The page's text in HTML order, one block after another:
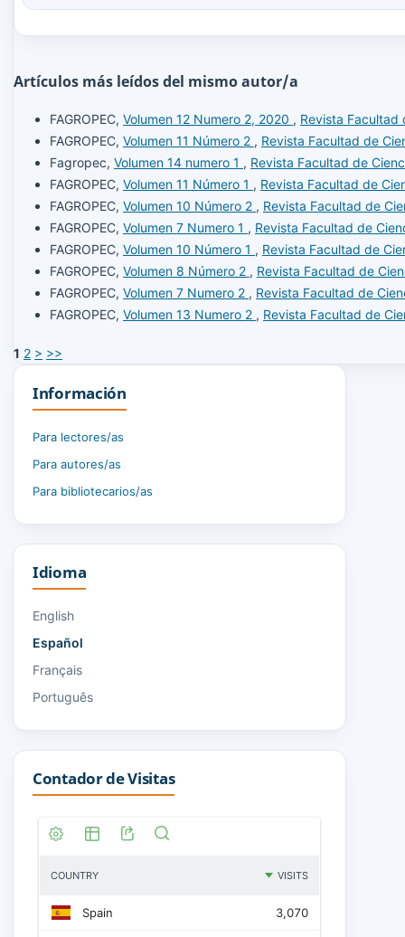
Artículos más leídos del mismo autor/a
FAGROPEC, Volumen 12 Numero 2, 2020 , Revista Facultad
FAGROPEC, Volumen 11 Número 2 , Revista Facultad de
Fagropec, Volumen 14 numero 1 , Revista Facultad de
FAGROPEC, Volumen 11 Número 1 , Revista Facultad de
FAGROPEC, Volumen 10 Número 2 , Revista Facultad de
FAGROPEC, Volumen 7 Numero 1 , Revista Facultad de
FAGROPEC, Volumen 10 Número 1 , Revista Facultad de
FAGROPEC, Volumen 8 Número 2 , Revista Facultad de
FAGROPEC, Volumen 7 Numero 2 , Revista Facultad de
FAGROPEC, Volumen 13 Numero 2 , Revista Facultad de
1 2 > >>
Información
Para lectores/as
Para autores/as
Para bibliotecarios/as
Idioma
English
Español
Français
Português
Contador de Visitas